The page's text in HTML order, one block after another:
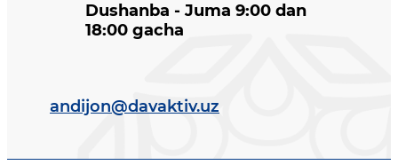
Dushanba - Juma 9:00 dan
18:00 gacha
andijon@davaktiv.uz